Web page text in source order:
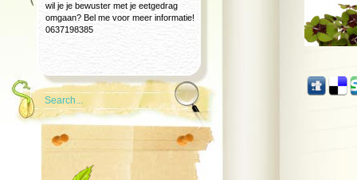
wil je je bewuster met je eetgedrag
omgaan? Bel me voor meer informatie!
0637198385